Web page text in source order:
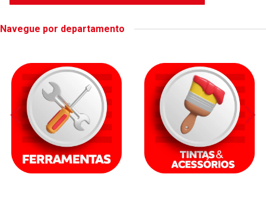
Navegue por departamento